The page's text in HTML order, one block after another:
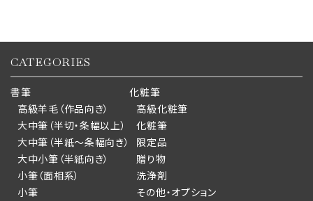
CATEGORIES
書筆
高級羊毛（作品向き）
大中筆（半切・条幅以上）
大中筆（半紙～条幅向き）
大中小筆（半紙向き）
小筆（面相系）
小筆
化粧筆
高級化粧筆
化粧筆
限定品
贈り物
洗浄剤
その他・オプション